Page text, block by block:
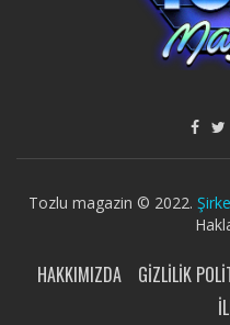
Tozlu magazin © 2022.
HAKKIMIZDA GIZLILIK